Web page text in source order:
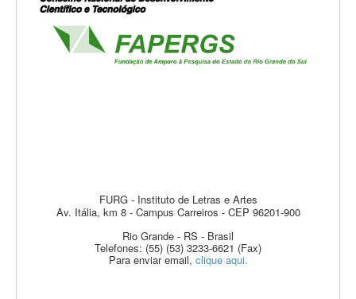
FURG - Instituto de Letras e Artes
Av. Itália, km 8 - Campus Carreiros - CEP 96201-900
Rio Grande - RS - Brasil
Telefones: (55) (53) 3233-6621 (Fax)
Para enviar email, clique aqui.